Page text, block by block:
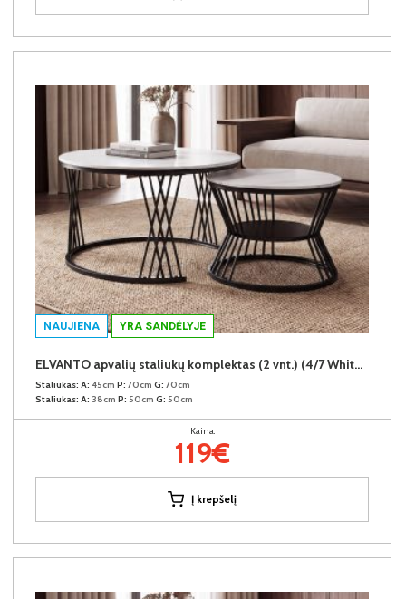
NAUJIENA YRA SANDĖLYJE
ELVANTO apvalių staliukų komplektas (2 vnt.) (4/7 White Marble Matt)
Staliukas: A: 45cm P: 70cm G: 70cm
Staliukas: A: 38cm P: 50cm G: 50cm
Kaina:
119€
Į krepšelį